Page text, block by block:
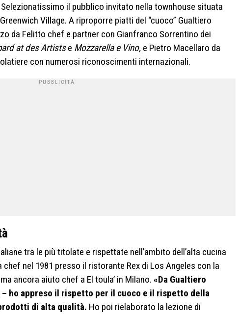
Selezionatissimo il pubblico invitato nella townhouse situata
Village. A riproporre piatti del “cuoco” Gualtiero
da Felitto chef e partner con Gianfranco Sorrentino dei
at des Artistse Mozzarella e Vino, e Pietro Macellaro da
con numerosi riconoscimenti internazionali.
tra le più titolate e rispettate nell’ambito dell’alta cucina
chef nel 1981 presso il ristorante Rex di Los Angeles con la
ancora aiuto chef a El toula’ in Milano. «Da Gualtiero
– ho appreso il rispetto per il cuoco e il rispetto della
di alta qualità. Ho poi rielaborato la lezione di